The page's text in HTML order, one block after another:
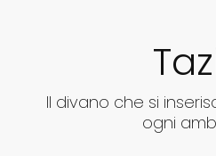
Il divano che si
ogni